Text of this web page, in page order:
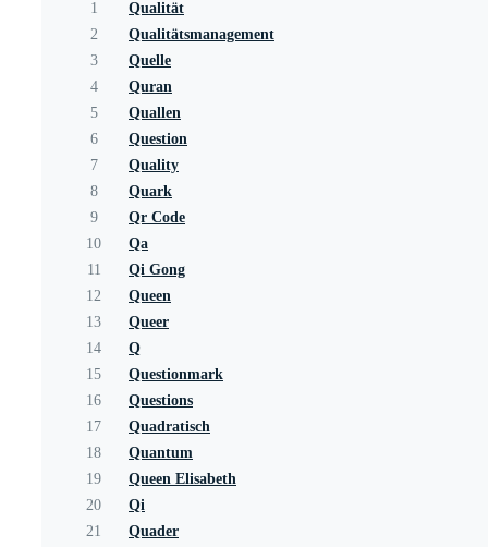
1
Qualität
2
Qualitätsmanagement
3
Quelle
4
Quran
5
Quallen
6
Question
7
Quality
8
Quark
9
Qr Code
10
Qa
11
Qi Gong
12
Queen
13
Queer
14
Q
15
Questionmark
16
Questions
17
Quadratisch
18
Quantum
19
Queen Elisabeth
20
Qi
21
Quader